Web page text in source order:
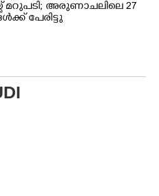
മറുപടി; അരുണാചലിലെ 27
പേരിട്ടു